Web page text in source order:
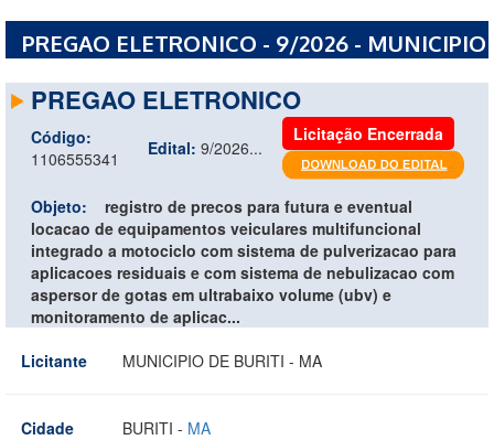
PREGAO ELETRONICO - 9/2026 - MUNICIPIO
PREGAO ELETRONICO
Código:
1106555341
Edital: 9/2026...
Licitação Encerrada
Objeto:
registro de precos para futura e eventual
locacao de equipamentos veiculares multifuncional
integrado a motociclo com sistema de pulverizacao para
aplicacoes residuais e com sistema de nebulizacao com
aspersor de gotas em ultrabaixo volume (ubv) e
monitoramento de aplicac...
Licitante
MUNICIPIO DE BURITI - MA
Cidade BURITI - MA